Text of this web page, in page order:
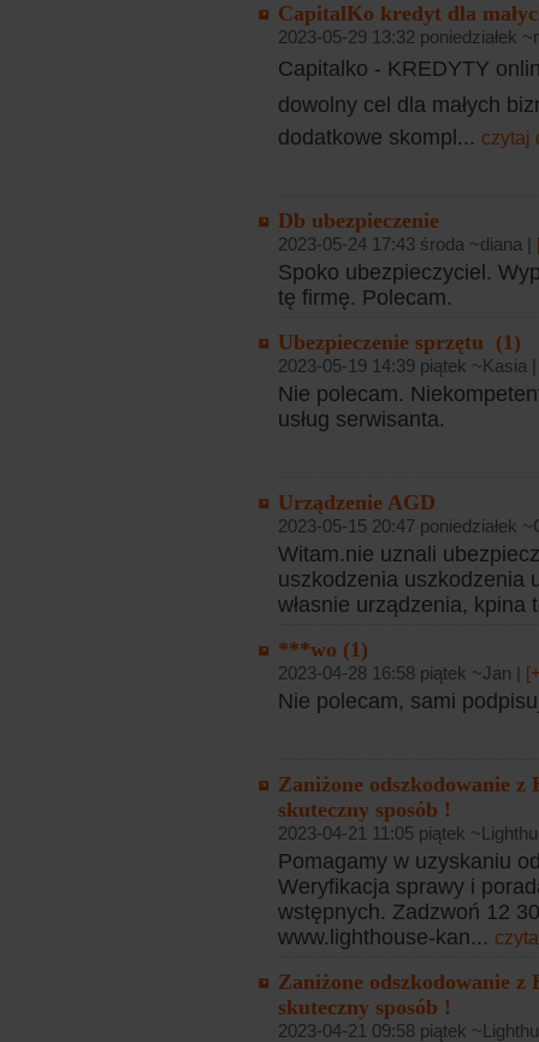
CapitalKo kredyt dla
2023-05-29 13:32 poniedziałek
Capitalko - KREDYTY
dowolny cel dla małych
dodatkowe skompl... czytaj
Db ubezpieczenie
2023-05-24 17:43 środa ~diana |
Spoko ubezpieczyciel.
tę firmę. Polecam.
Ubezpieczenie sprzętu (1)
2023-05-19 14:39 piątek ~Kasia
Nie polecam.
usług serwisanta.
Urządzenie AGD
2023-05-15 20:47 poniedziałek
Witam.nie uznali
uszkodzenia uszkodzenia
własnie urządzenia,
***wo (1)
2023-04-28 16:58 piątek ~Jan |
Nie polecam, sami
Zaniżone odszkodowanie z
skuteczny sposób !
2023-04-21 11:05 piątek
Pomagamy w uzyskaniu
Weryfikacja sprawy i
wstępnych. Zadzwoń 12
www.lighthouse-kan...
Zaniżone odszkodowanie z
skuteczny sposób !
2023-04-21 09:58 piątek